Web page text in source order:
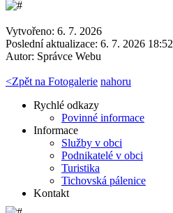
Vytvořeno: 6. 7. 2026
Poslední aktualizace: 6. 7. 2026 18:52
Autor: Správce Webu
<Zpět na Fotogalerie nahoru
Rychlé odkazy
Povinné informace
Informace
Služby v obci
Podnikatelé v obci
Turistika
Tichovská pálenice
Kontakt